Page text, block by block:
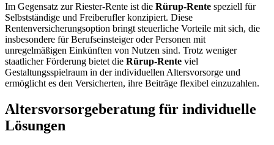
Im Gegensatz zur Riester-Rente ist die Rürup-Rente speziell für
Selbstständige und Freiberufler konzipiert. Diese
Rentenversicherungsoption bringt steuerliche Vorteile mit sich, die
insbesondere für Berufseinsteiger oder Personen mit
unregelmäßigen Einkünften von Nutzen sind. Trotz weniger
staatlicher Förderung bietet die Rürup-Rente viel
Gestaltungsspielraum in der individuellen Altersvorsorge und
ermöglicht es den Versicherten, ihre Beiträge flexibel einzuzahlen.
Altersvorsorgeberatung für individuelle
Lösungen